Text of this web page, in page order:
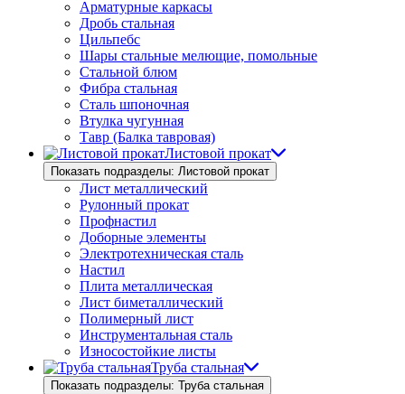
Арматурные каркасы
Дробь стальная
Цильпебс
Шары стальные мелющие, помольные
Стальной блюм
Фибра стальная
Сталь шпоночная
Втулка чугунная
Тавр (Балка тавровая)
Листовой прокат
Показать подразделы: Листовой прокат
Лист металлический
Рулонный прокат
Профнастил
Доборные элементы
Электротехническая сталь
Настил
Плита металлическая
Лист биметаллический
Полимерный лист
Инструментальная сталь
Износостойкие листы
Труба стальная
Показать подразделы: Труба стальная